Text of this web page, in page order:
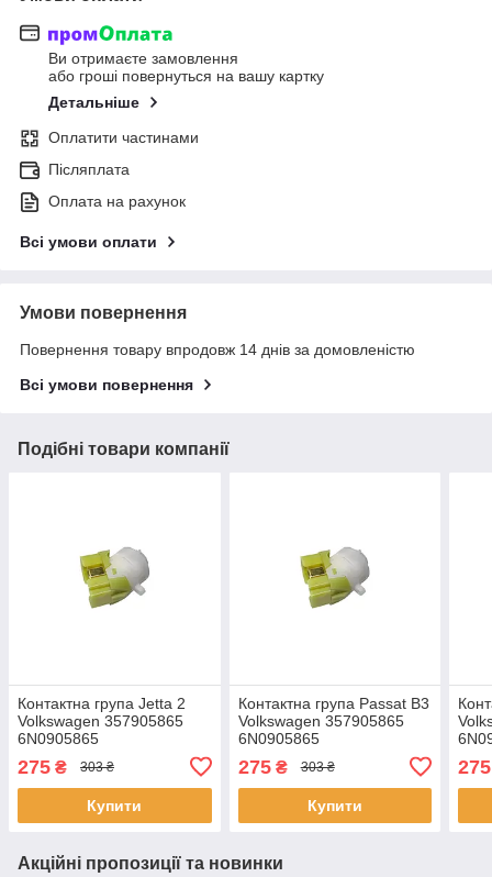
Ви отримаєте замовлення
або гроші повернуться на вашу картку
Детальніше
Оплатити частинами
Післяплата
Оплата на рахунок
Всі умови оплати
Умови повернення
Повернення товару впродовж 14 днів за домовленістю
Всі умови повернення
Подібні товари компанії
Контактна група Jetta 2
Volkswagen 357905865
6N0905865
275 ₴ 303 ₴
Купити
Контактна група Passat B3
Volkswagen 357905865
6N0905865
275₴ 303 ₴
Купити
275
Акційні пропозиції та новинки